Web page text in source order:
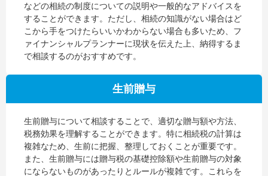
などの相続の制度についての説明や一般的なアドバイスを
することができます。ただし、相続の知識がない場合はど
こから手をつけたらいいかわからない場合も多いため、フ
ァイナンシャルプランナーに現状を伝えた上、納得するま
で相談するのがおすすめです。
生前贈与
生前贈与について相談することで、適切な贈与額や方法、
税務効果を理解することができます。特に相続税の計算は
複雑なため、生前に把握、整理しておくことが重要です。
また、生前贈与には贈与税の基礎控除額や生前贈与の対象
にならないものがあったりとルールが複雑です。これらを